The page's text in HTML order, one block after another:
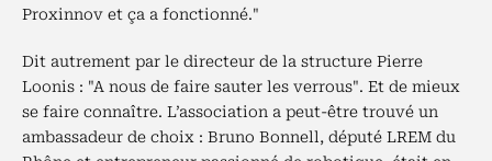
Proxinnov et ça a fonctionné."
Dit autrement par le directeur de la structure Pierre
Loonis : "A nous de faire sauter les verrous". Et de mieux
se faire connaître. L’association a peut-être trouvé un
ambassadeur de choix : Bruno Bonnell, député LREM du